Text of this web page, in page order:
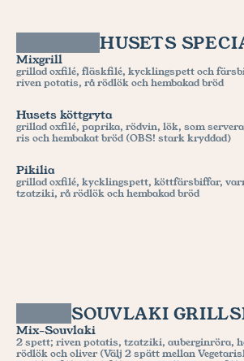
HUSETS
Mixgrill
grillad oxfilé, fläskfilé, kycklingspett och
riven potatis, rå rödlök och hembakad bröd
Husets köttgryta
grillad oxfilé, paprika, rödvin, lök, som
ris och hembakat bröd (OBS! stark kryddad)
Pikilia
grillad oxfilé, kycklingspett, köttfärsbiffar,
tzatziki, rå rödlök och hembakad bröd
SOUVLAKI
Mix-Souvlaki
2 spett; riven potatis, tzatziki, auberginröra,
rödlök och oliver (Välj 2 spätt mellan